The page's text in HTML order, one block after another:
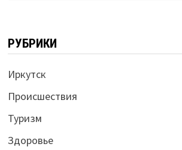
РУБРИКИ
Иркутск
Происшествия
Туризм
Здоровье